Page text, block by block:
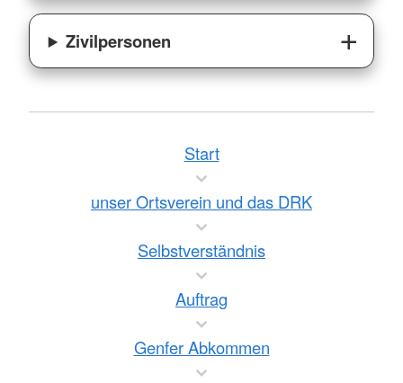
Zivilpersonen
Start
unser Ortsverein und das DRK
Selbstverständnis
Auftrag
Genfer Abkommen